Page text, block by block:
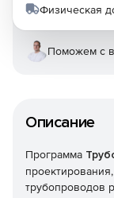
Описание
Программа
трубопроводов
Физическая
Поможем с